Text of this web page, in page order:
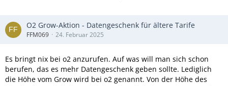
O2 Grow-Aktion - Datengeschenk für ältere Tarife
FFM069 24. Februar 2025
Es bringt nix bei o2 anzurufen. Auf was will man sich schon
berufen, das es mehr Datengeschenk geben sollte. Lediglich
die Höhe vom Grow wird bei o2 genannt. Von der Höhe des